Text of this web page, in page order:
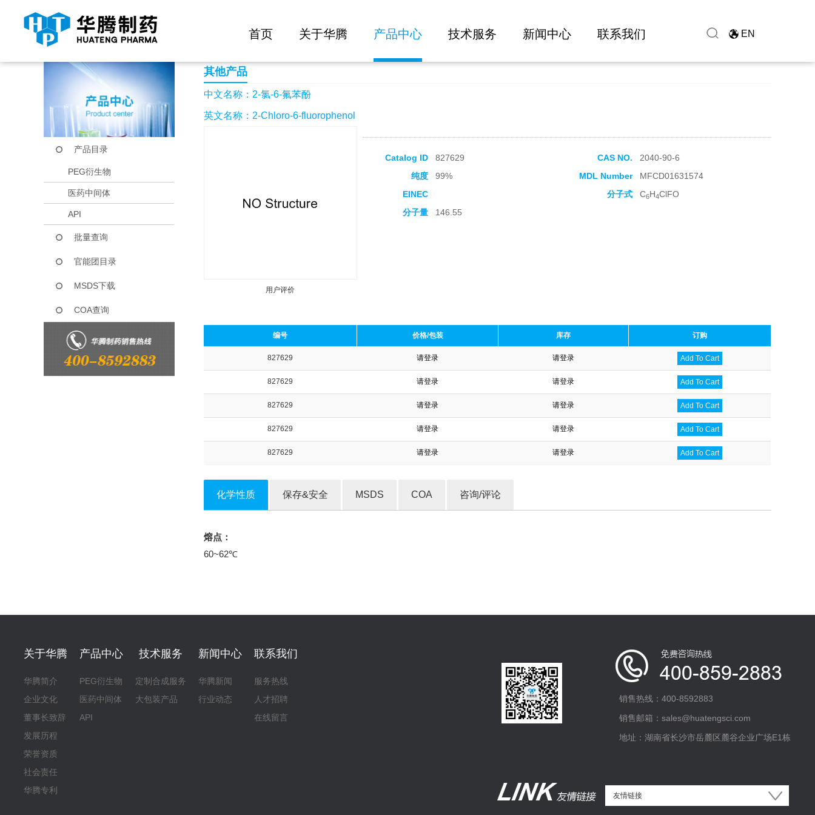
首页 关于华腾 产品中心 技术服务 新闻中心 联系我们 EN
当前位置： 首页 产品中心
产品目录
PEG衍生物
医药中间体
API
批量查询
官能团目录
MSDS下载
COA查询
其他产品
中文名称：2-氯-6-氟苯酚
英文名称：2-Chloro-6-fluorophenol
用户评价
收藏产品
Catalog ID 827629 CAS NO.
2040-90-6
纯度
99% MDL Number
MFCD01631574
EINEC
分子式 C6H4ClFO
分子量
146.55
编号 价格/包装 库存 订购
827629 请登录 请登录 Add To Cart
827629 请登录 请登录 Add To Cart
827629 请登录 请登录 Add To Cart
827629 请登录 请登录 Add To Cart
827629 请登录 请登录 Add To Cart
化学性质 保存&安全 MSDS COA 咨询/评论
熔点：
60~62℃
关于华腾
华腾简介
企业文化
董事长致辞
发展历程
荣誉资质
社会责任
华腾专利
产品中心
PEG衍生物
医药中间体
API
技术服务
定制合成服务
大包装产品
新闻中心
华腾新闻
行业动态
联系我们
服务热线
人才招聘
在线留言
销售热线：400-8592883
销售邮箱：sales@huatengsci.com
地址：湖南省长沙市岳麓区麓谷企业广场E1栋